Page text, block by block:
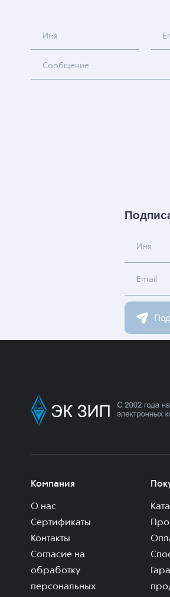
Имя
Сообщение
Имя
Email
Компания
О нас
Сертификаты
Контакты
Согласие на
обработку
персональных